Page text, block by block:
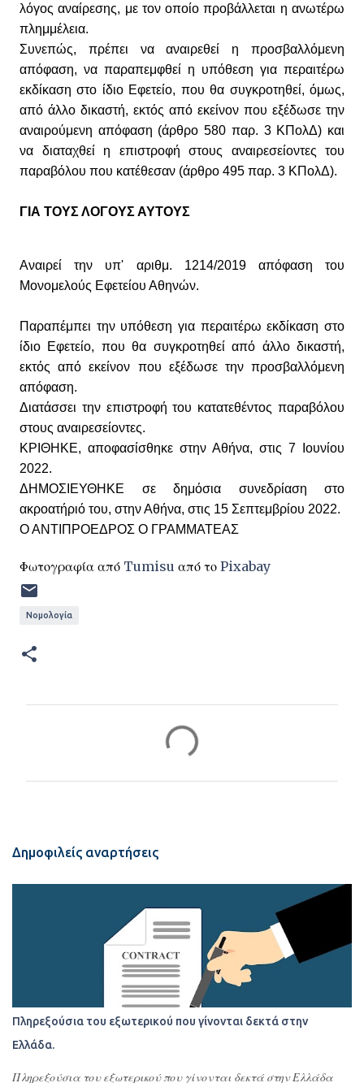
λόγος αναίρεσης, με τον οποίο προβάλλεται η ανωτέρω
πλημμέλεια.
Συνεπώς, πρέπει να αναιρεθεί η προσβαλλόμενη
απόφαση, να παραπεμφθεί η υπόθεση για περαιτέρω
εκδίκαση στο ίδιο Εφετείο, που θα συγκροτηθεί, όμως,
από άλλο δικαστή, εκτός από εκείνον που εξέδωσε την
αναιρούμενη απόφαση (άρθρο 580 παρ. 3 ΚΠολΔ) και
να διαταχθεί η επιστροφή στους αναιρεσείοντες του
παραβόλου που κατέθεσαν (άρθρο 495 παρ. 3 ΚΠολΔ).
ΓΙΑ ΤΟΥΣ ΛΟΓΟΥΣ ΑΥΤΟΥΣ
Αναιρεί την υπ' αριθμ. 1214/2019 απόφαση του
Μονομελούς Εφετείου Αθηνών.
Παραπέμπει την υπόθεση για περαιτέρω εκδίκαση στο
ίδιο Εφετείο, που θα συγκροτηθεί από άλλο δικαστή,
εκτός από εκείνον που εξέδωσε την προσβαλλόμενη
απόφαση.
Διατάσσει την επιστροφή του κατατεθέντος παραβόλου
στους αναιρεσείοντες.
ΚΡΙΘΗΚΕ, αποφασίσθηκε στην Αθήνα, στις 7 Ιουνίου
2022.
ΔΗΜΟΣΙΕΥΘΗΚΕ σε δημόσια συνεδρίαση στο
ακροατήριό του, στην Αθήνα, στις 15 Σεπτεμβρίου 2022.
Ο ΑΝΤΙΠΡΟΕΔΡΟΣ Ο ΓΡΑΜΜΑΤΕΑΣ
Φωτογραφία από Tumisu από το Pixabay
Νομολογία
Δημοφιλείς αναρτήσεις
Πληρεξούσια του εξωτερικού που γίνονται δεκτά στην
Ελλάδα.
Πληρεξούσια του εξωτερικού που γίνονται δεκτά στην Ελλάδα